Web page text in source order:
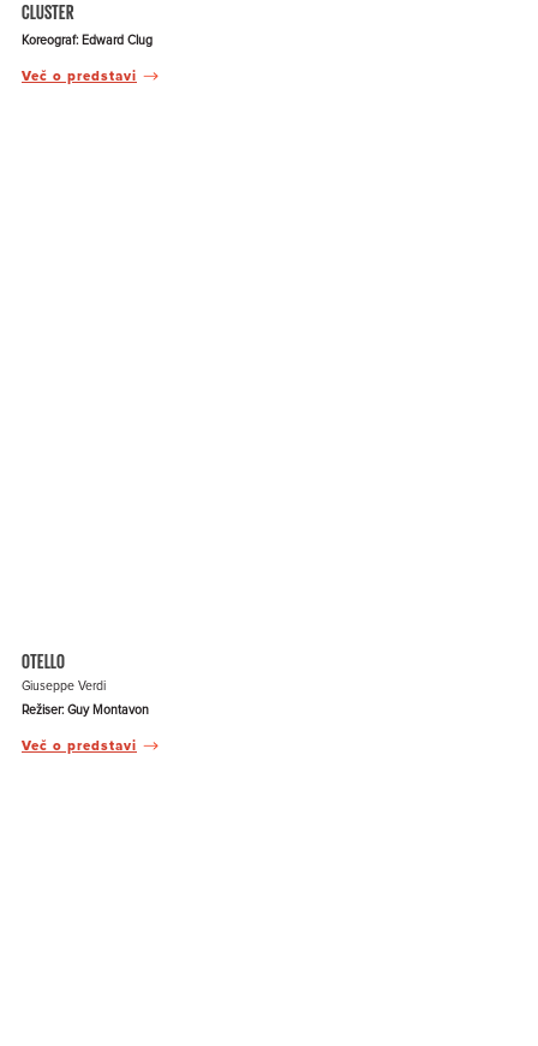
CLUSTER
Koreograf: Edward Clug
Več o predstavi
OTELLO
Giuseppe Verdi
Režiser: Guy Montavon
Več o predstavi